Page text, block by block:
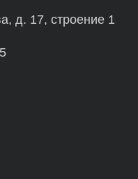
д. 17, строение 1